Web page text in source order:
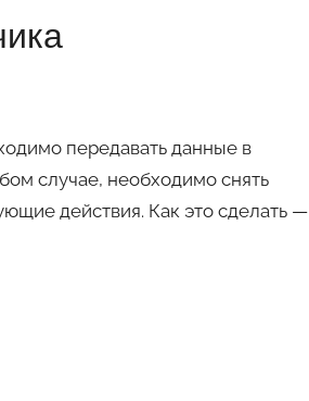
передавать данные в
случае, необходимо снять
действия. Как это сделать —